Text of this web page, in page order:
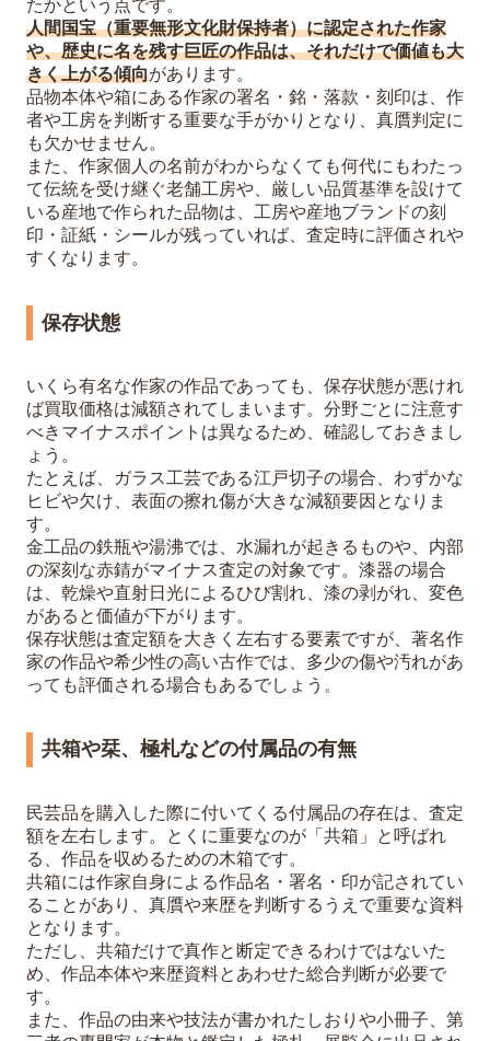
たかという点です。
人間国宝（重要無形文化財保持者）に認定された作家
や、歴史に名を残す巨匠の作品は、それだけで価値も大
きく上がる傾向があります。
品物本体や箱にある作家の署名・銘・落款・刻印は、作
者や工房を判断する重要な手がかりとなり、真贋判定に
も欠かせません。
また、作家個人の名前がわからなくても何代にもわたっ
て伝統を受け継ぐ老舗工房や、厳しい品質基準を設けて
いる産地で作られた品物は、工房や産地ブランドの刻
印・証紙・シールが残っていれば、査定時に評価されや
すくなります。
保存状態
いくら有名な作家の作品であっても、保存状態が悪けれ
ば買取価格は減額されてしまいます。分野ごとに注意す
べきマイナスポイントは異なるため、確認しておきまし
ょう。
たとえば、ガラス工芸である江戸切子の場合、わずかな
ヒビや欠け、表面の擦れ傷が大きな減額要因となりま
す。
金工品の鉄瓶や湯沸では、水漏れが起きるものや、内部
の深刻な赤錆がマイナス査定の対象です。漆器の場合
は、乾燥や直射日光によるひび割れ、漆の剥がれ、変色
があると価値が下がります。
保存状態は査定額を大きく左右する要素ですが、著名作
家の作品や希少性の高い古作では、多少の傷や汚れがあ
っても評価される場合もあるでしょう。
共箱や栞、極札などの付属品の有無
民芸品を購入した際に付いてくる付属品の存在は、査定
額を左右します。とくに重要なのが「共箱」と呼ばれ
る、作品を収めるための木箱です。
共箱には作家自身による作品名・署名・印が記されてい
ることがあり、真贋や来歴を判断するうえで重要な資料
となります。
ただし、共箱だけで真作と断定できるわけではないた
め、作品本体や来歴資料とあわせた総合判断が必要で
す。
また、作品の由来や技法が書かれたしおりや小冊子、第